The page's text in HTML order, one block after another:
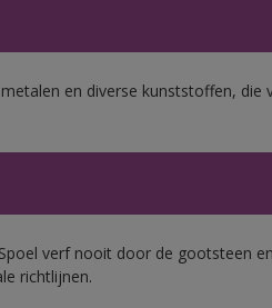
en diverse kunststoffen, die
verf nooit door de gootsteen
richtlijnen.